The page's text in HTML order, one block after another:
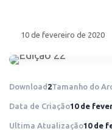
10 de fevereiro de 2020
Download 2Tamanho do
Data de Criação10 de
Ultima Atualização10 de